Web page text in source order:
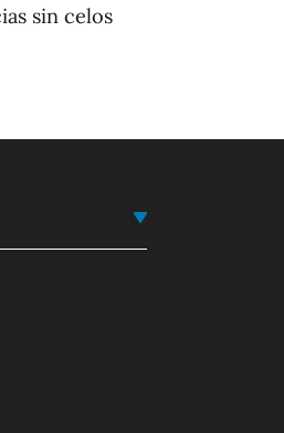
sin celos